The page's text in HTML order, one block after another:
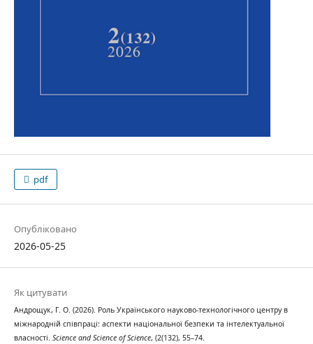
pdf
Опубліковано
2026-05-25
Як цитувати
Андрощук, Г. О. (2026). Роль Українського науково-технологічного центру в
міжнародній співпраці: аспекти національної безпеки та інтелектуальної
власності. Science and Science of Science, (2(132), 55–74.